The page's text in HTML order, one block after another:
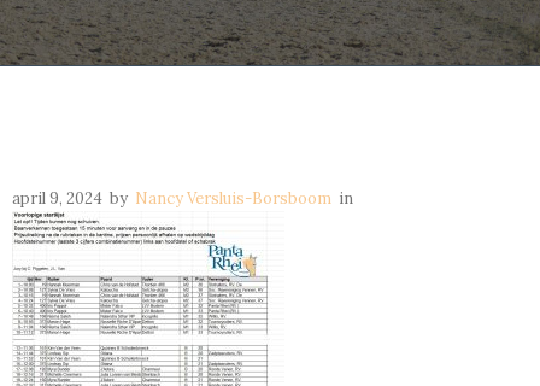
april 9, 2024 by Nancy Versluis-Borsboom in